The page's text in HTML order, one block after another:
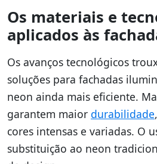
Os materiais e
aplicados às
Os avanços tecnológicos
soluções para fachadas
neon ainda mais eficiente.
garantem maior durabilidade
cores intensas e variadas. O
substituição ao neon